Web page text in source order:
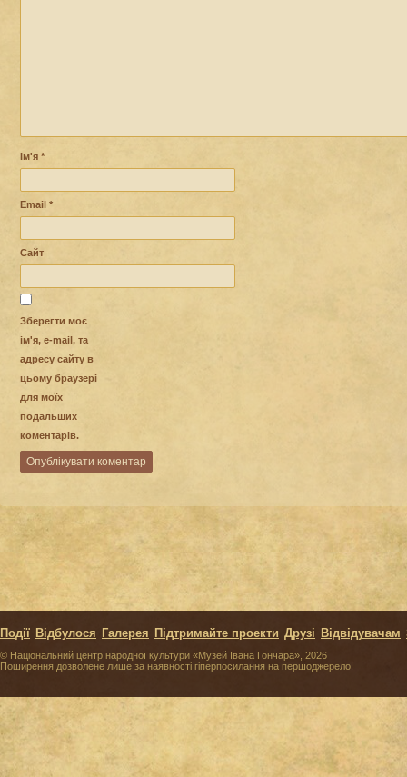
Ім'я *
Email *
Сайт
Зберегти моє
ім'я, e-mail, та
адресу сайту в
цьому браузері
для моїх
подальших
коментарів.
© Національний центр народної культури «Музей Івана Гончара», 2026
Поширення дозволене лише за наявності гіперпосилання на першоджерело!
Події Відбулося Галерея Підтримайте проекти Друзі Відвідувачам